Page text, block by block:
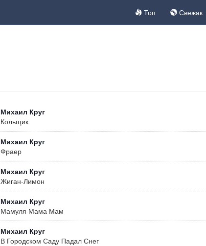
Топ Свежак
Михаил Круг
Кольщик
Михаил Круг
Фраер
Михаил Круг
Жиган-Лимон
Михаил Круг
Мамуля Мама Мам
Михаил Круг
В Городском Саду Падал Снег